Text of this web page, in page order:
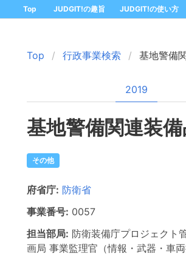
Top JUDGIT!の趣旨 JUDGIT!の使い方
Top 行政事業検索 基地警備
2019
基地警備関連装
その他
府省庁: 防衛省
事業番号: 0057
担当部局: 防衛装備庁プロジェクト
画局 事業監理官（情報・武器・車